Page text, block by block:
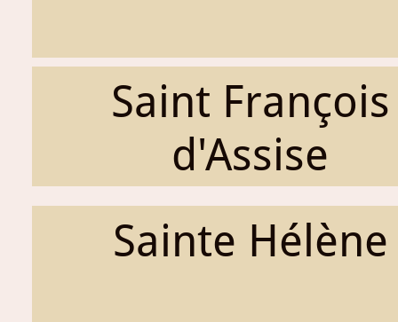
Saint François
d'Assise
Sainte Hélène